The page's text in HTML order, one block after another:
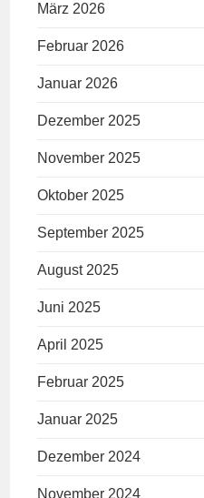
März 2026
Februar 2026
Januar 2026
Dezember 2025
November 2025
Oktober 2025
September 2025
August 2025
Juni 2025
April 2025
Februar 2025
Januar 2025
Dezember 2024
November 2024